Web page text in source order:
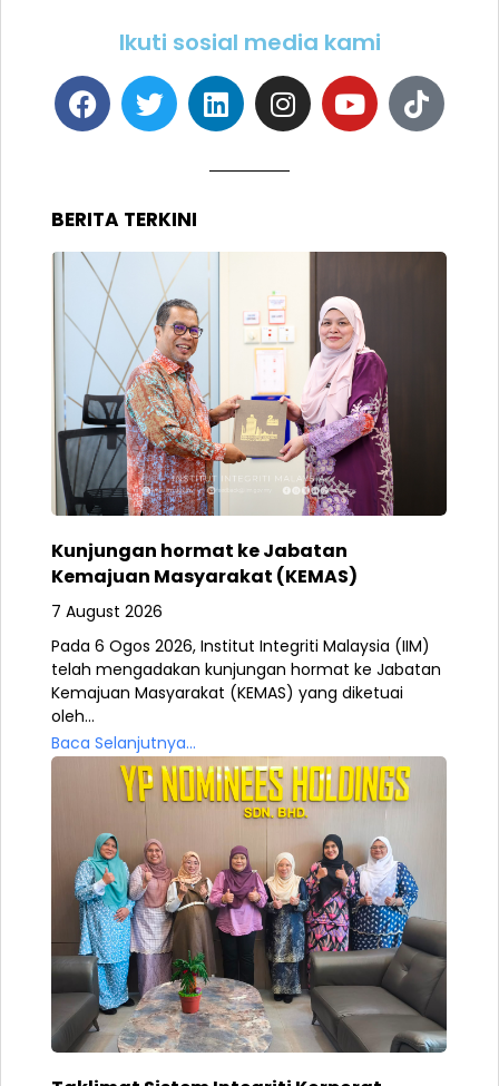
Ikuti sosial media kami
BERITA TERKINI
Kunjungan hormat ke Jabatan
Kemajuan Masyarakat (KEMAS)
7 August 2026
Pada 6 Ogos 2026, Institut Integriti Malaysia (IIM)
telah mengadakan kunjungan hormat ke Jabatan
Kemajuan Masyarakat (KEMAS) yang diketuai
oleh...
Baca Selanjutnya...